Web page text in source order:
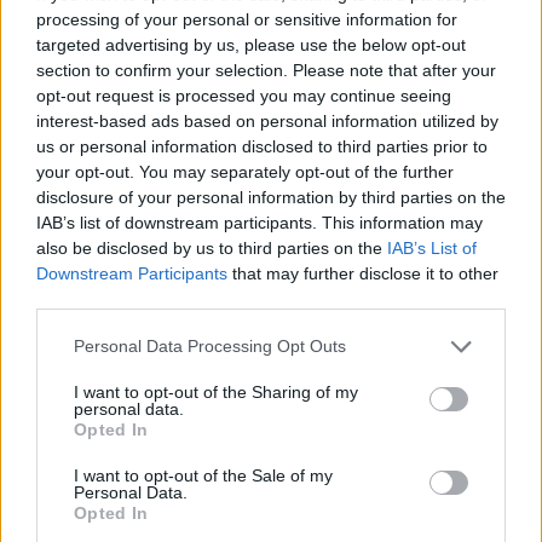
processing of your personal or sensitive information for
targeted advertising by us, please use the below opt-out
section to confirm your selection. Please note that after your
opt-out request is processed you may continue seeing
interest-based ads based on personal information utilized by
us or personal information disclosed to third parties prior to
your opt-out. You may separately opt-out of the further
disclosure of your personal information by third parties on the
IAB’s list of downstream participants. This information may
also be disclosed by us to third parties on the IAB’s List of
Downstream Participants that may further disclose it to other
Please note that this website/app uses one or more Google
not limited to your visit or usage behaviour. You may click to
grant or deny consent to Google and its third-party tags to
use your data for below specified purposes in below Google
consent section.
Personal Data Processing Opt Outs
I want to opt-out of the Sharing of my
personal data.
Opted In
I want to opt-out of the Sale of my
Personal Data.
Opted In
Sancho Panda
16 éve
A MOL Ligával kapcsolatban is lesz ilyen statisztika?
Szoljanka
16 éve
Ehhez a 14%-os adathoz szerintem jelentős
mértékben hozzájárulunk mi is, Sofi, Gergő egyre
ponterősebben játszanak!
Bpstars
@Szoljanka: ha jól gondolom a következő játékosok
számítanak U24-nek: